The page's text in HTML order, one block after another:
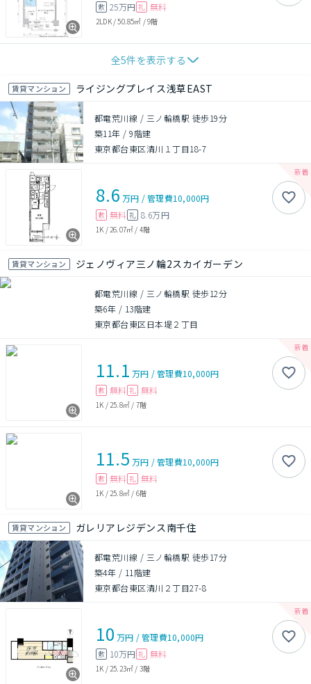
敷 25万円 礼 無料
2LDK/50.85㎡ /9階
全5件を表示する
賃貸マンション ライジングプレイス浅草EAST
都電荒川線 / 三ノ輪橋駅 徒歩19分
築11年 /9階建
東京都台東区清川１丁目18-7
8.6 万円 /管理費10,000円
敷 無料 礼 8.6万円
1K / 26.07㎡ / 4階
賃貸マンション ジェノヴィア三ノ輪2スカイガーデン
都電荒川線 / 三ノ輪橋駅 徒歩12分
築6年 / 13階建
東京都台東区日本堤２丁目
11.1 万円 /管理費10,000円
敷 無料 礼 無料
1K / 25.8㎡ / 7階
11.5 万円 /管理費10,000円
敷 無料 礼 無料
1K / 25.8㎡ / 6階
賃貸マンション ガレリアレジデンス南千住
都電荒川線 / 三ノ輪橋駅 徒歩17分
築4年 / 11階建
東京都台東区清川２丁目27-8
10 万円 /管理費10,000円
敷 10万円 礼 無料
1K / 25.23㎡ / 3階